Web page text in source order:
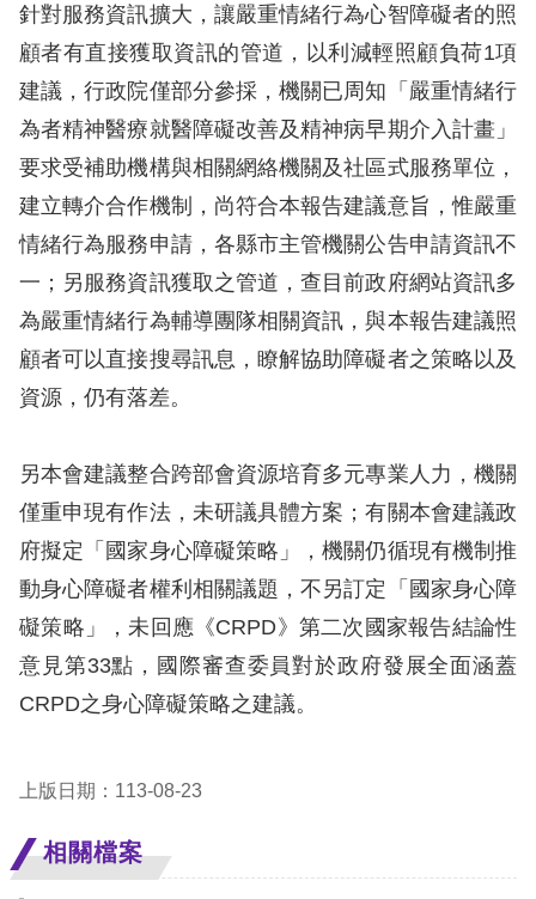
政
策
政
府
網
站
資
料
開
放
告
針對服務資訊擴大，讓嚴重情緒行為心智障礙者的照
顧者有直接獲取資訊的管道，以利減輕照顧負荷1項
建議，行政院僅部分參採，機關已周知「嚴重情緒行
為者精神醫療就醫障礙改善及精神病早期介入計畫」
要求受補助機構與相關網絡機關及社區式服務單位，
建立轉介合作機制，尚符合本報告建議意旨，惟嚴重
情緒行為服務申請，各縣市主管機關公告申請資訊不
一；另服務資訊獲取之管道，查目前政府網站資訊多
為嚴重情緒行為輔導團隊相關資訊，與本報告建議照
顧者可以直接搜尋訊息，瞭解協助障礙者之策略以及
資源，仍有落差。
另本會建議整合跨部會資源培育多元專業人力，機關
僅重申現有作法，未研議具體方案；有關本會建議政
府擬定「國家身心障礙策略」，機關仍循現有機制推
動身心障礙者權利相關議題，不另訂定「國家身心障
礙策略」，未回應《CRPD》第二次國家報告結論性
意見第33點，國際審查委員對於政府發展全面涵蓋
CRPD之身心障礙策略之建議。
上版日期：113-08-23
相關檔案